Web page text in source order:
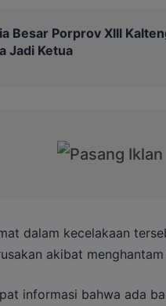
Besar Porprov Xlll
Jadi Ketua
dalam kecelakaan
akibat
informasi bahwa ada